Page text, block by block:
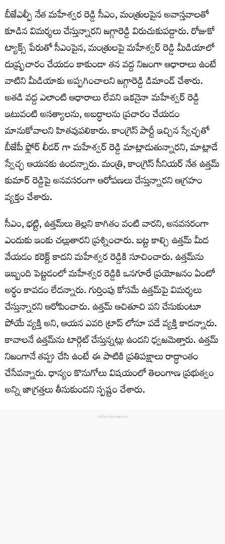
బీజేఎల్పీ నేత మహేశ్వర రెడ్డి సీఎం, మంత్రులపైన అవాస్తవాలతో
కూడిన విమర్శలు చేస్తున్నారని జగ్గారెడ్డి విరుచుకుపడ్డారు. రోజుకో
ట్యాక్స్ పేరుతో సీఎంపైన, మంత్రులపై మహేశ్వర్ రెడ్డి మీడియాలో
దుష్ర్పచారం చేయడం కాకుండా తన వద్ద నిజంగా ఆధారాలు ఉంటే
వాటిని మీడియాకు అప్పగించాలని జగ్గారెడ్డి డిమాండ్ చేశారు.
అతడి వద్ద ఎలాంటి ఆధారాలు లేవని ఇకనైనా మహేశ్వర్ రెడ్డి
ఇటువంటి అసత్యాలను, అబద్ధాలను ప్రచారం చేయడం
మానుకోవాలని హితవుపలికారు. కాంగ్రెస్ పార్టీ ఇచ్చిన స్వేచ్ఛతో
బీజేపీ ఫ్లోర్ లీడర్ గా మహేశ్వర్ రెడ్డి మాట్లాడుతున్నారని, మాట్లాడే
స్వేచ్ఛ ఆయనకు ఉందన్నారు. మంత్రి, కాంగ్రెస్ సీనియర్ నేత ఉత్తమ్
కుమార్ రెడ్డిపై అనవసరంగా ఆరోపణలు చేస్తున్నారని ఆగ్రహం
వ్యక్తం చేశారు.
సీఎం, భట్టి, ఉత్తమ్‌లు తెల్లని కాగితం వంటి వారని, అనవసరంగా
ఎందుకు ఇంకు చల్లుతారని ప్రశ్నించారు. బట్ట కాల్చి ఉత్తమ్ మీద
వేయడం కరెక్ట్ కాదని మహేశ్వర రెడ్డికి సూచించారు. ఉత్తమ్‌ను
ఇబ్బంది పెట్టడంలో మహేశ్వర రెడ్డికి ఒనగూరే ప్రయోజనం ఏంటో
అర్థం కావడం లేదన్నారు. గుర్తింపు కోసమే ఉత్తమ్‌పై విమర్శలు
చేస్తున్నారని ఆరోపించారు. ఉత్తమ్ ఆచితూచి పని చేసుకుంటూ
పోయే వ్యక్తి అని, ఆయన ఎవరి ట్రాప్ లోనూ పడే వ్యక్తి కాదన్నారు.
కావాలనే ఉత్తమ్‌ను టార్గెట్ చేస్తున్నట్లు ఉందని ధ్వజమెత్తారు. ఉత్తమ్
నిజంగానే తప్పు చేసి ఉంటే ఈ పాటికి ప్రతిపక్షాలు రాద్ధాంతం
చేసేవన్నారు. ధాన్యం కొనుగోలు విషయంలో తెలంగాణ ప్రభుత్వం
అన్ని జాగ్రత్తలు తీసుకుందని స్పష్టం చేశారు.